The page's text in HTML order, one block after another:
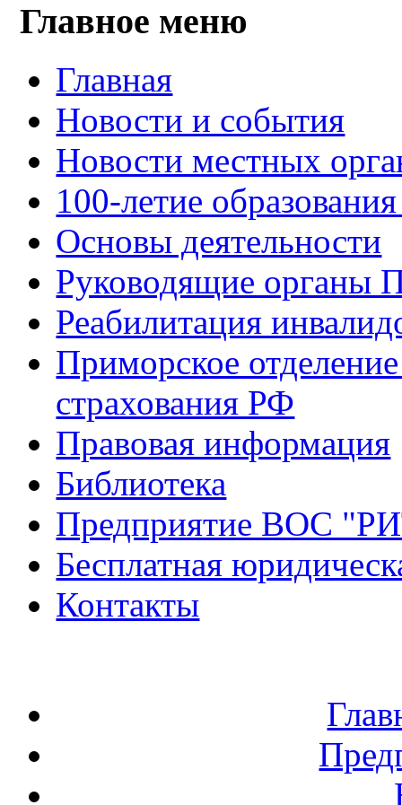
Главное меню
Главная
Новости и события
Новости местных
100-летие
Основы деятельности
Руководящие органы
Реабилитация
Приморское
страхования РФ
Правовая информация
Библиотека
Предприятие ВОС
Бесплатная
Контакты